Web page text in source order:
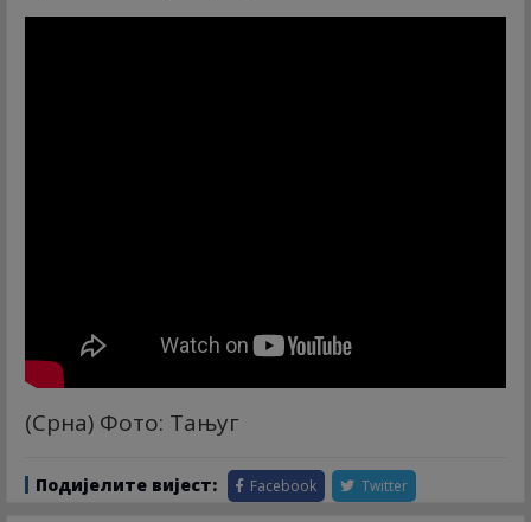
(Срна) Фото: Тањуг
Подијелите вијест: Facebook Twitter